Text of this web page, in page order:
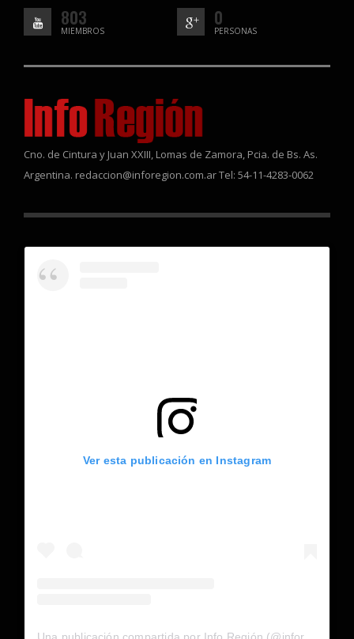
803
MIEMBROS
0
PERSONAS
Cno. de Cintura y Juan XXIII, Lomas de Zamora, Pcia. de Bs. As.
Argentina. redaccion@inforegion.com.ar Tel: 54-11-4283-0062
Ver esta publicación en Instagram